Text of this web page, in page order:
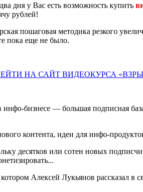
дня у Вас есть возможность купить
рублей!
пошаговая методика резкого
пока еще не было.
НА САЙТ ВИДЕОКУРСА
бизнесе — большая подписная
контента, идеи для инфо-
десятков или сотен новых
Алексей Лукьянов рассказал